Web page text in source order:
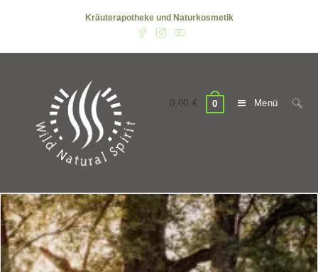
Kräuterapotheke und Naturkosmetik
0,00 € 0 Menü